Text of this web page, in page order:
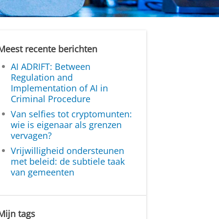
recente berichten
AI ADRIFT: Between
Regulation and
Implementation of AI in
Criminal Procedure
Van selfies tot cryptomunten:
wie is eigenaar als grenzen
vervagen?
Vrijwilligheid ondersteunen
met beleid: de subtiele taak
van gemeenten
tags